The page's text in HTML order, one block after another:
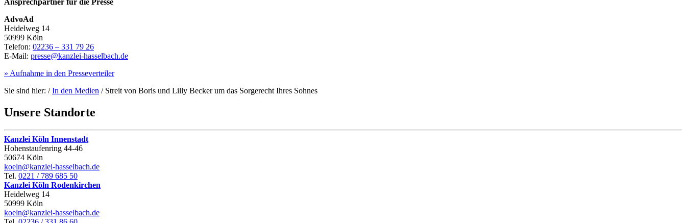
Ansprechpartner für die Presse
AdvoAd
Heidelweg 14
50999 Köln
Telefon: 02236 – 331 79 26
E-Mail: presse@kanzlei-hasselbach.de
» Aufnahme in den Presseverteiler
Sie sind hier: /In den Medien / Streit von Boris und Lilly Becker um das Sorgerecht Ihres Sohnes
Unsere Standorte
Kanzlei Köln Innenstadt
Hohenstaufen­ring 44‑46
50674 Köln
koeln@kanzlei-hasselbach.de
Tel. 0221 / 789 685 50
Kanzlei Köln Rodenkirchen
Heidelweg 14
50999 Köln
koeln@kanzlei-hasselbach.de